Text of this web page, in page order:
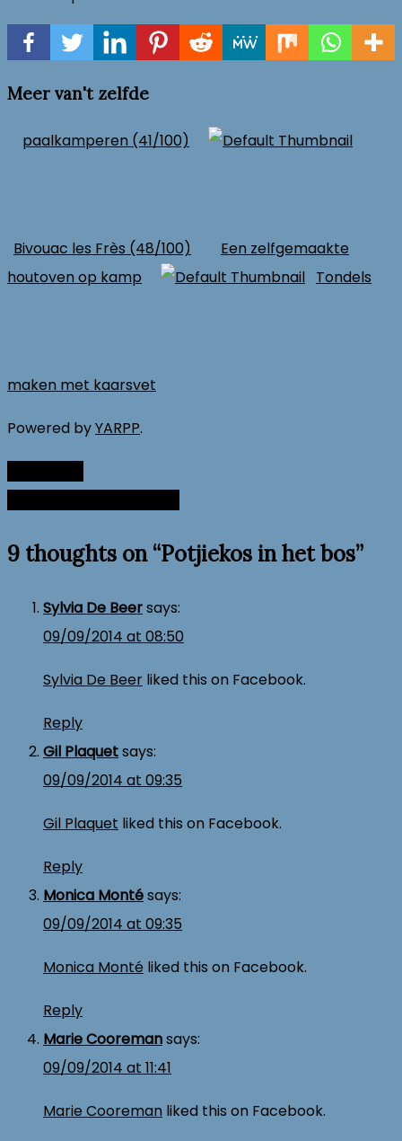
Meer van't zelfde
paalkamperen (41/100)
Bivouac les Frès (48/100)
Een zelfgemaakte
houtoven op kamp
Tondels
maken met kaarsvet
Powered byYARPP.
Post
9 thoughts on “Potjiekos in het bos”
Sylvia De Beersays:
09/09/2014 at 08:50
Sylvia De Beer liked this on Facebook.
Reply
Gil Plaquetsays:
09/09/2014 at 09:35
Gil Plaquet liked this on Facebook.
Reply
Monica Montésays:
09/09/2014 at 09:35
Monica Monté liked this on Facebook.
Reply
Marie Cooremansays:
09/09/2014 at 11:41
Marie Cooreman liked this on Facebook.